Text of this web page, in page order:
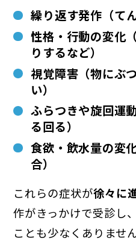
繰り返す発作（て
性格・行動の変化
りするなど）
視覚障害（物にぶ
い）
ふらつきや旋回運
る回る）
食欲・飲水量の変
合）
これらの症状が徐々に
作がきっかけで受診し
ことも少なくありません